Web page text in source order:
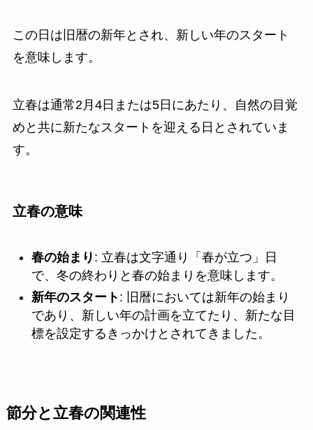
この日は旧暦の新年とされ、新しい年のスタート
を意味します。
立春は通常2月4日または5日にあたり、自然の目覚
めと共に新たなスタートを迎える日とされていま
す。
立春の意味
春の始まり : 立春は文字通り「春が立つ」日
で、冬の終わりと春の始まりを意味します。
新年のスタート : 旧暦においては新年の始まり
であり、新しい年の計画を立てたり、新たな目
標を設定するきっかけとされてきました。
節分と立春の関連性